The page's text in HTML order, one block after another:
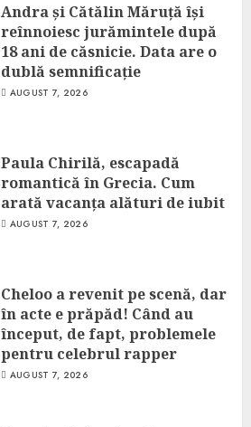
Andra și Cătălin Măruță își
reînnoiesc jurămintele după
18 ani de căsnicie. Data are o
dublă semnificație
AUGUST 7, 2026
Paula Chirilă, escapadă
romantică în Grecia. Cum
arată vacanța alături de iubit
AUGUST 7, 2026
Cheloo a revenit pe scenă, dar
în acte e prăpăd! Când au
început, de fapt, problemele
pentru celebrul rapper
AUGUST 7, 2026